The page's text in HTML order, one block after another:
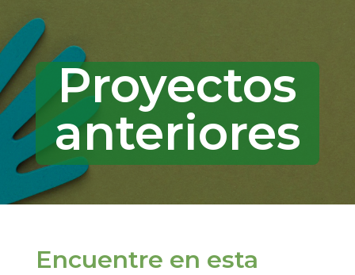
Proyectos
anteriores
Encuentre en esta